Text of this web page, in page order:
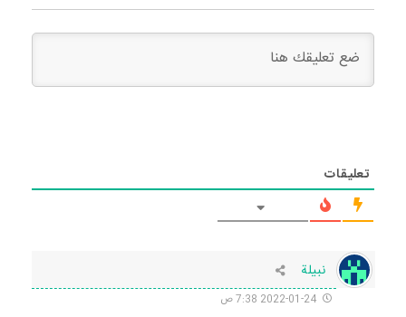
تعليقات
نبيلة